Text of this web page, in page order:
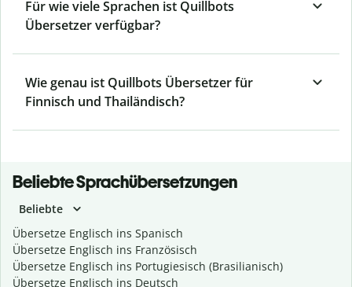
Für wie viele Sprachen ist Quillbots
Übersetzer verfügbar?
Wie genau ist Quillbots Übersetzer für
Finnisch und Thailändisch?
Beliebte Sprachübersetzungen
Beliebte
Übersetze Englisch ins Spanisch
Übersetze Englisch ins Französisch
Übersetze Englisch ins Portugiesisch (Brasilianisch)
Übersetze Englisch ins Deutsch